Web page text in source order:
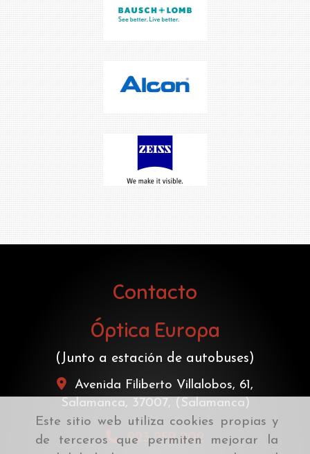
Este sitio web utiliza cookies propias y
de terceros que permiten mejorar la
Contacto
Óptica Europa
(Junto a estación de autobuses)
Avenida Filiberto Villalobos, 61,
Salamanca, 37007, (Salamanca)
923 259 202